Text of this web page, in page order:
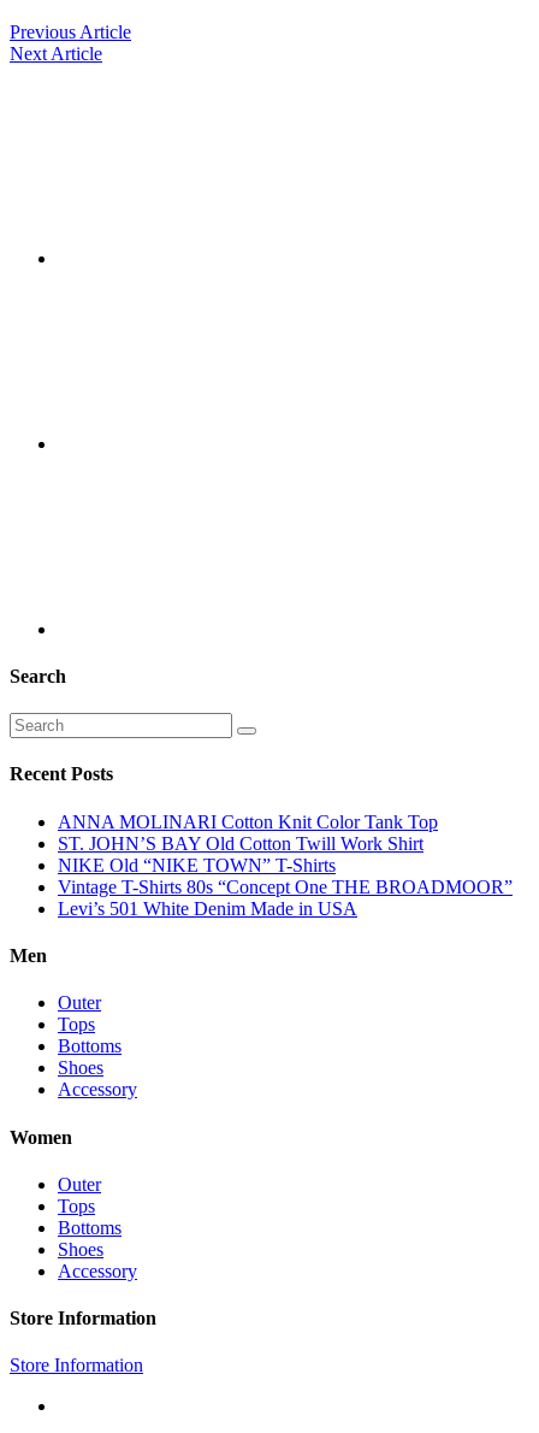
Previous Article
Next Article
Search
Recent Posts
ANNA MOLINARI Cotton Knit Color Tank Top
ST. JOHN’S BAY Old Cotton Twill Work Shirt
NIKE Old “NIKE TOWN” T-Shirts
Vintage T-Shirts 80s “Concept One THE BROADMOOR”
Levi’s 501 White Denim Made in USA
Men
Outer
Tops
Bottoms
Shoes
Accessory
Women
Outer
Tops
Bottoms
Shoes
Accessory
Store Information
Store Information